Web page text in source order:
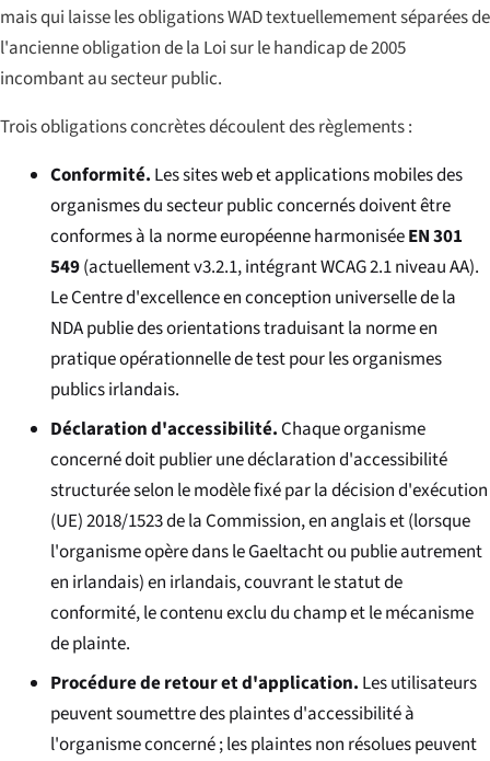
mais qui laisse les obligations WAD textuellemement séparées de
l'ancienne obligation de la Loi sur le handicap de 2005
incombant au secteur public.
Trois obligations concrètes découlent des règlements :
Conformité. Les sites web et applications mobiles des
organismes du secteur public concernés doivent être
conformes à la norme européenne harmoniséeEN 301
549(actuellement v3.2.1, intégrant WCAG 2.1 niveau AA).
Le Centre d'excellence en conception universelle de la
NDA publie des orientations traduisant la norme en
pratique opérationnelle de test pour les organismes
publics irlandais.
Déclaration d'accessibilité.Chaque organisme
concerné doit publier une déclaration d'accessibilité
structurée selon le modèle fixé par la décision d'exécution
(UE) 2018/1523 de la Commission, en anglais et (lorsque
l'organisme opère dans le Gaeltacht ou publie autrement
en irlandais) en irlandais, couvrant le statut de
conformité, le contenu exclu du champ et le mécanisme
de plainte.
Procédure de retour et d'application. Les utilisateurs
peuvent soumettre des plaintes d'accessibilité à
l'organisme concerné ; les plaintes non résolues peuvent